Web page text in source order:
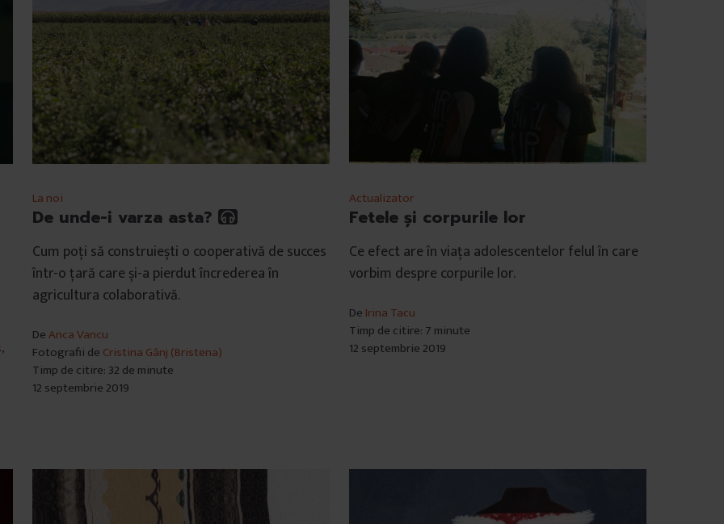
,
La noi
De unde-i varza asta?
Cum poți să construiești o cooperativă de succes
într-o țară care și-a pierdut încrederea în
agricultura colaborativă.
DeAnca Vancu
Fotografii de Cristina Gânj (Bristena)
Timp de citire: 32 de minute
12 septembrie 2019
Actualizator
Fetele și corpurile lor
Ce efect are în viața adolescentelor felul în care
vorbim despre corpurile lor.
De Irina Tacu
Timp de citire: 7 minute
12 septembrie 2019